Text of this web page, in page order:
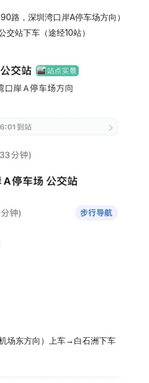
路，深圳湾口岸A停车场方向）
站下车（途经10站）
机场东方向）上车→白石洲下车